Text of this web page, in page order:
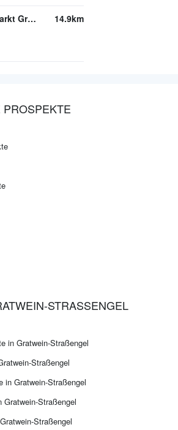
INTERSPAR-Hypermarkt Graz-Liebenau, MURPARK 14.9km
STRASSENGEL
in Gratwein-Straßengel
Straßengel
in Gratwein-Straßengel
Straßengel
Straßengel